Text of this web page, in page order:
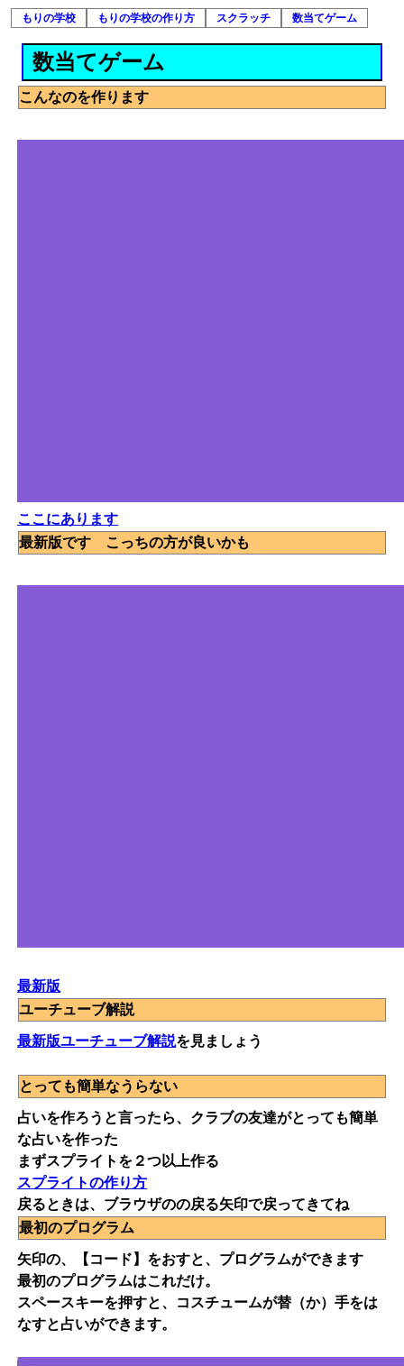
もりの学校 もりの学校の作り方 スクラッチ 数当てゲーム
数当てゲーム
こんなのを作ります
ここにあります
最新版です こっちの方が良いかも
最新版
ユーチューブ解説
最新版ユーチューブ解説を見ましょう
とっても簡単なうらない
占いを作ろうと言ったら、クラブの友達がとっても簡単
な占いを作った
まずスプライトを２つ以上作る
スプライトの作り方
戻るときは、ブラウザのの戻る矢印で戻ってきてね
最初のプログラム
矢印の、【コード】をおすと、プログラムができます
最初のプログラムはこれだけ。
スペースキーを押すと、コスチュームが替（か）手をは
なすと占いができます。